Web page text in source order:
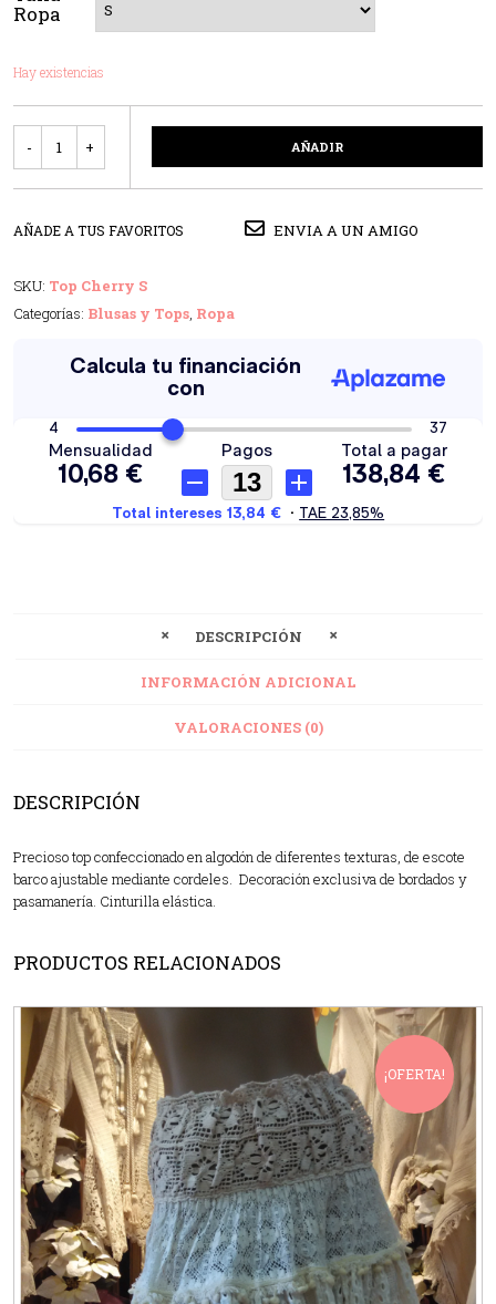
Ropa
Hay existencias
AÑADIR
AÑADE A TUS FAVORITOS ENVIA A UN AMIGO
SKU: Top Cherry S
Categorías: Blusas y Tops, Ropa
DESCRIPCIÓN
INFORMACIÓN ADICIONAL
VALORACIONES (0)
DESCRIPCIÓN
Precioso top confeccionado en algodón de diferentes texturas, de escote
barco ajustable mediante cordeles. Decoración exclusiva de bordados y
pasamanería. Cinturilla elástica.
PRODUCTOS RELACIONADOS
¡OFERTA!